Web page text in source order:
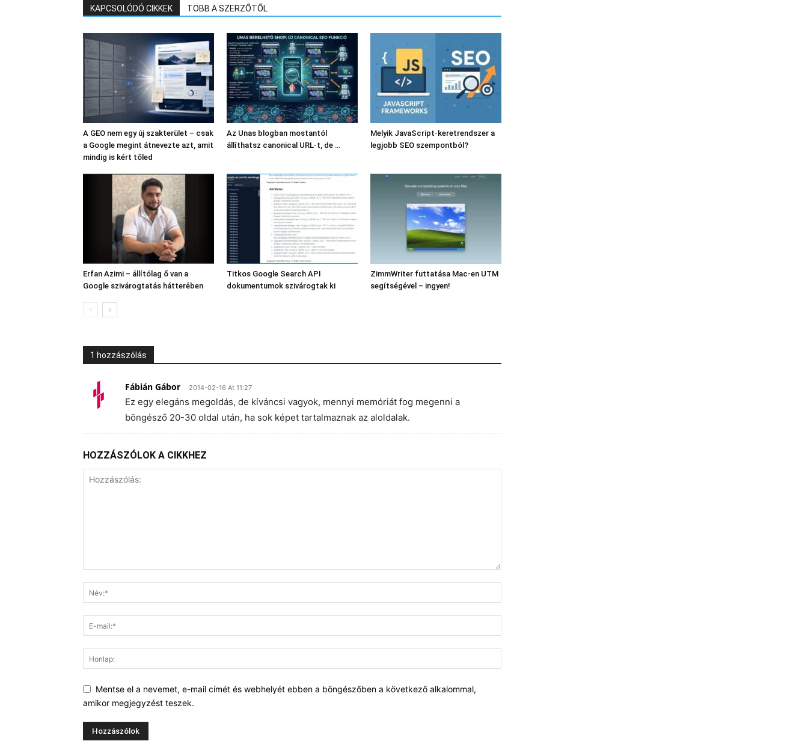
KAPCSOLÓDÓ CIKKEK TÖBB A SZERZŐTŐL
A GEO nem egy új szakterület – csak
a Google megint átnevezte azt, amit
mindig is kért tőled
Az Unas blogban mostantól
állíthatsz canonical URL-t, de …
Melyik JavaScript-keretrendszer a
legjobb SEO szempontból?
Erfan Azimi – állítólag ő van a
Google szivárogtatás hátterében
Titkos Google Search API
dokumentumok szivárogtak ki
ZimmWriter futtatása Mac-en UTM
segítségével – ingyen!
1 hozzászólás
Fábián Gábor 2014-02-16 At 11:27
Ez egy elegáns megoldás, de kíváncsi vagyok, mennyi memóriát fog megenni a
böngésző 20-30 oldal után, ha sok képet tartalmaznak az aloldalak.
HOZZÁSZÓLOK A CIKKHEZ
Mentse el a nevemet, e-mail címét és webhelyét ebben a böngészőben a következő alkalommal,
amikor megjegyzést teszek.